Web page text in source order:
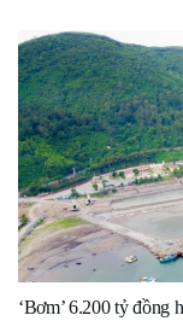
‘Bơm’ 6.200 tỷ đồng